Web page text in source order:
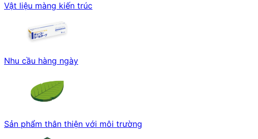
Vật liệu màng kiến trúc
Nhu cầu hàng ngày
Sản phẩm thân thiện với môi trường